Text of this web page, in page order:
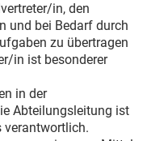
in, den
und bei Bedarf durch
zu übertragen
in ist besonderer
in der
Abteilungsleitung ist
verantwortlich.